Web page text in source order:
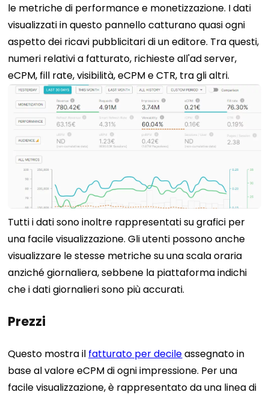
le metriche di performance e monetizzazione. I dati
visualizzati in questo pannello catturano quasi ogni
aspetto dei ricavi pubblicitari di un editore. Tra questi,
numeri relativi a fatturato, richieste all'ad server,
eCPM, fill rate, visibilità, eCPM e CTR, tra gli altri.
Tutti i dati sono inoltre rappresentati su grafici per
una facile visualizzazione. Gli utenti possono anche
visualizzare le stesse metriche su una scala oraria
anziché giornaliera, sebbene la piattaforma indichi
che i dati giornalieri sono più accurati.
Prezzi
Questo mostra il fatturato per decileassegnato in
base al valore eCPM di ogni impressione. Per una
facile visualizzazione, è rappresentato da una linea di